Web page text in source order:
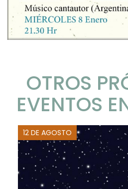
OTROS
EVENTOS
12 DE AGOSTO